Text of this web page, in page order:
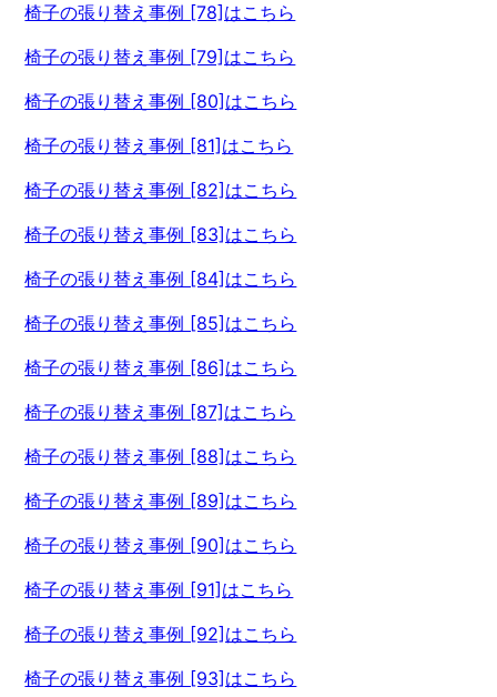
椅子の張り替え事例 [78]はこちら
椅子の張り替え事例 [79]はこちら
椅子の張り替え事例 [80]はこちら
椅子の張り替え事例 [81]はこちら
椅子の張り替え事例 [82]はこちら
椅子の張り替え事例 [83]はこちら
椅子の張り替え事例 [84]はこちら
椅子の張り替え事例 [85]はこちら
椅子の張り替え事例 [86]はこちら
椅子の張り替え事例 [87]はこちら
椅子の張り替え事例 [88]はこちら
椅子の張り替え事例 [89]はこちら
椅子の張り替え事例 [90]はこちら
椅子の張り替え事例 [91]はこちら
椅子の張り替え事例 [92]はこちら
椅子の張り替え事例 [93]はこちら